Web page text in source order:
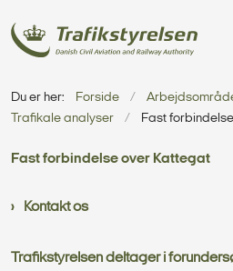
Du er her: Forside
Trafikale analyser
Fast
Fast forbindelse over Kattegat
Kontakt os
Trafikstyrelsen deltager i